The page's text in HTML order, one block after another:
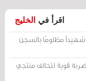
اقرأ في الخليج
مظلومًا بالسجن
قوية لتحالف منتجي